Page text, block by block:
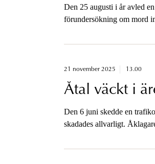
Den 25 augusti i år avled
förundersökning om mord
21 november 2025 13.00
Åtal väckt i
Den 6 juni skedde en
skadades allvarligt.